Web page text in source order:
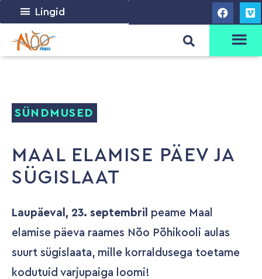
Lingid
SÜNDMUSED
MAAL ELAMISE PÄEV JA
SÜGISLAAT
Laupäeval, 23. septembril
peame Maal
elamise päeva raames Nõo Põhikooli aulas
suurt sügislaata, mille korraldusega toetame
kodutuid varjupaiga loomi!